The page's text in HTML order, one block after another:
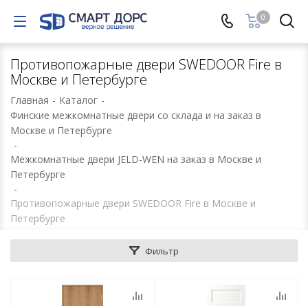
0
Противопожарные двери SWEDOOR Fire в
Москве и Петербурге
Главная - Каталог -
Финские межкомнатные двери со склада и на заказ в
Москве и Петербурге
-
Межкомнатные двери JELD-WEN на заказ в Москве и
Петербурге
-
Противопожарные двери SWEDOOR Fire в Москве и
Петербурге
Фильтр